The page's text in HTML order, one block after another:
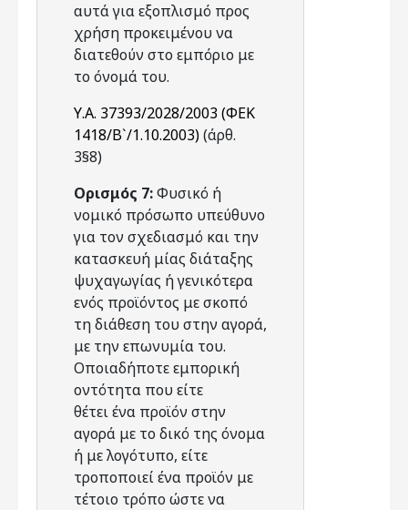
αυτά για εξοπλισμό προς
χρήση προκειμένου να
διατεθούν στο εμπόριο με
το όνομά του.
Υ.Α. 37393/2028/2003 (ΦΕΚ
1418/Β`/1.10.2003)(άρθ.
3§8)
Ορισμός 7:Φυσικό ή
νομικό πρόσωπο υπεύθυνο
για τον σχεδιασμό και την
κατασκευή μίας διάταξης
ψυχαγωγίας ή γενικότερα
ενός προϊόντος με σκοπό
τη διάθεση του στην αγορά,
με την επωνυμία του.
Οποιαδήποτε εμπορική
οντότητα που είτε
θέτει ένα προϊόν στην
αγορά με το δικό της όνομα
ή με λογότυπο, είτε
τροποποιεί ένα προϊόν με
τέτοιο τρόπο ώστε να